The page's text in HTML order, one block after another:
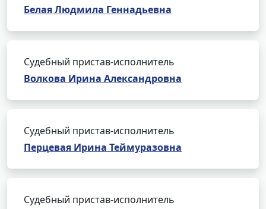
Белая Людмила Геннадьевна
Судебный пристав-исполнитель
Волкова Ирина Александровна
Судебный пристав-исполнитель
Перцевая Ирина Теймуразовна
Судебный пристав-исполнитель